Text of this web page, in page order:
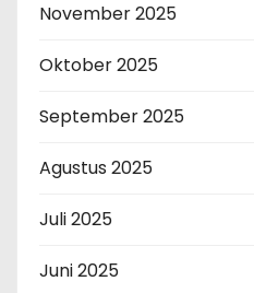
November 2025
Oktober 2025
September 2025
Agustus 2025
Juli 2025
Juni 2025